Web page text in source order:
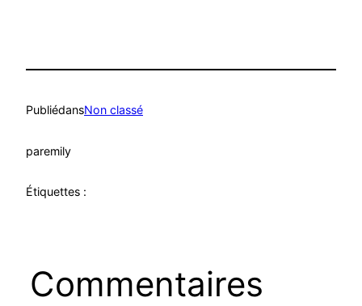
PubliédansNon classé
paremily
Étiquettes :
Commentaires